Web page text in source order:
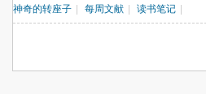
神奇的转座子
每周文献 读书笔记